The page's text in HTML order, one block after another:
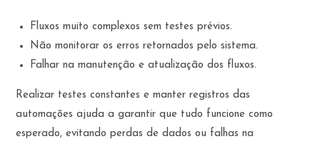
Fluxos muito complexos sem testes prévios.
Não monitorar os erros retornados pelo sistema.
Falhar na manutenção e atualização dos fluxos.
Realizar testes constantes e manter registros das
automações ajuda a garantir que tudo funcione como
esperado, evitando perdas de dados ou falhas na